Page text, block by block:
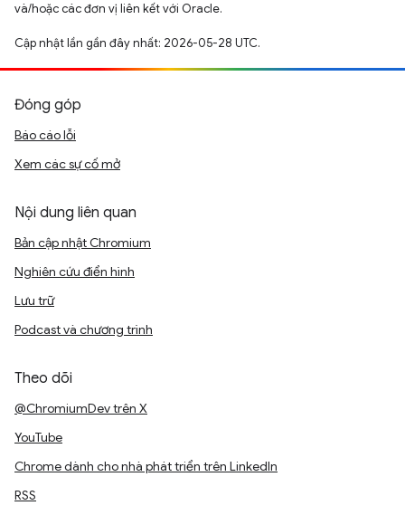
và/hoặc các đơn vị liên kết với Oracle.
Cập nhật lần gần đây nhất: 2026-05-28 UTC.
Đóng góp
Báo cáo lỗi
Xem các sự cố mở
Nội dung liên quan
Bản cập nhật Chromium
Nghiên cứu điển hình
Lưu trữ
Podcast và chương trình
Theo dõi
@ChromiumDev trên X
YouTube
Chrome dành cho nhà phát triển trên LinkedIn
RSS